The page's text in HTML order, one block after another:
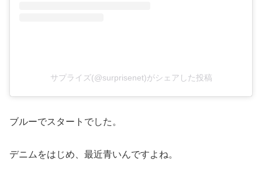
サプライズ(@surprisenet)がシェアした投稿
ブルーでスタートでした。
デニムをはじめ、最近青いんですよね。